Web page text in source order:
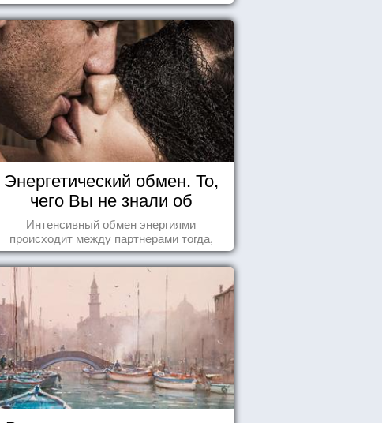
Энергетический обмен. То,
чего Вы не знали об
отношениях
Интенсивный обмен энергиями
происходит между партнерами тогда,
когда они испытывают симпатию друг к
другу...